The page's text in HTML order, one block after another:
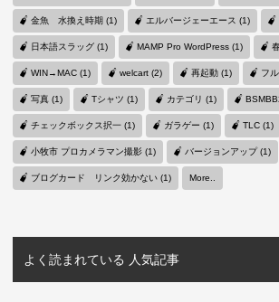
金魚 水換え時期 (1) エルバージェーエース (1)
日本語スラッグ (1) MAMP Pro WordPress (1)
WIN→MAC (1) welcart (2) 再起動 (1) フ
写真 (1) Tシャツ (1) カテゴリ (1)
チェックボックス択一 (1) ガラゲー (1) TLC (1)
小牧市 プロカメラマン撮影 (1) バージョンアップ (1)
ブログカード リンク効かない (1) More..
よく読まれている 人気記事